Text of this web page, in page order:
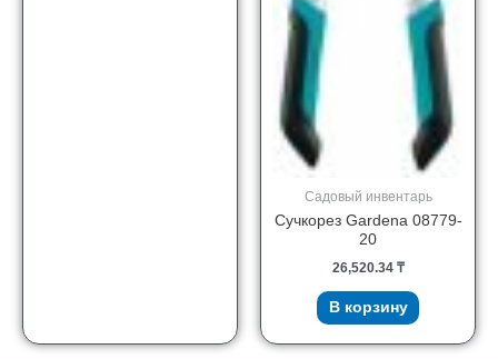
Садовый инвентарь
Сучкорез Gardena 08779-
20
26,520.34 ₸
В корзину